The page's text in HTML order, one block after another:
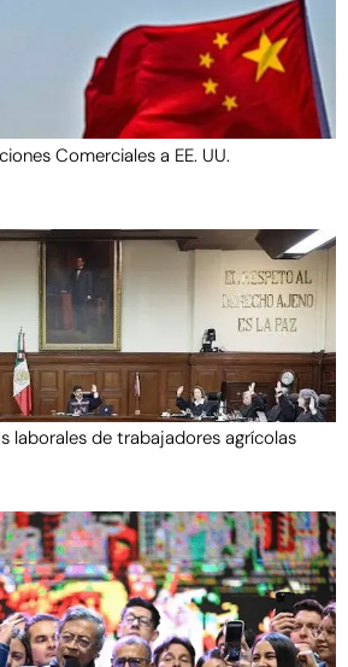
Comerciales a EE. UU.
laborales de trabajadores agrícolas